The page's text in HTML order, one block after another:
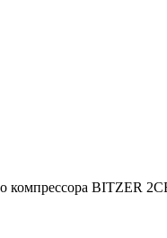
компрессора BITZER